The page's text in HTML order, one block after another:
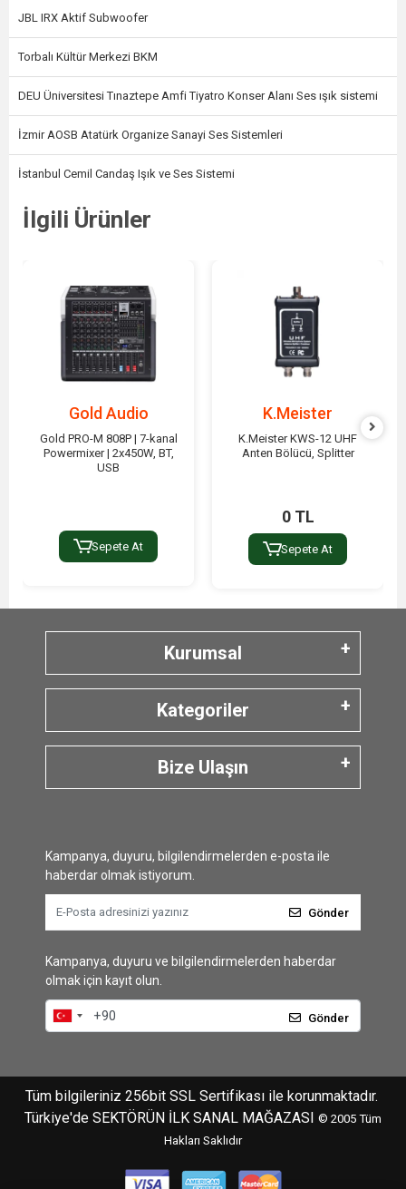
JBL IRX Aktif Subwoofer
Torbalı Kültür Merkezi BKM
DEU Üniversitesi Tınaztepe Amfi Tiyatro Konser Alanı Ses ışık sistemi
İzmir AOSB Atatürk Organize Sanayi Ses Sistemleri
İstanbul Cemil Candaş Işık ve Ses Sistemi
İlgili Ürünler
Gold Audio
Gold PRO-M 808P | 7-kanal
Powermixer | 2x450W, BT,
USB
Sepete At
K.Meister
K.Meister KWS-12 UHF
Anten Bölücü, Splitter
0 TL
Sepete At
Kurumsal
Kategoriler
Bize Ulaşın
Kampanya, duyuru, bilgilendirmelerden e-posta ile
haberdar olmak istiyorum.
Gönder
Kampanya, duyuru ve bilgilendirmelerden haberdar
olmak için kayıt olun.
Gönder
Tüm bilgileriniz 256bit SSL Sertifikası ile korunmaktadır.
Türkiye'de SEKTÖRÜN İLK SANAL MAĞAZASI © 2005 Tüm
Hakları Saklıdır